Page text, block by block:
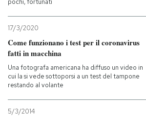
17/3/2020
Come funzionano i test per il coronavirus
fatti in macchina
Una fotografa americana ha diffuso un video in
cui la si vede sottoporsi a un test del tampone
restando al volante
5/3/2014